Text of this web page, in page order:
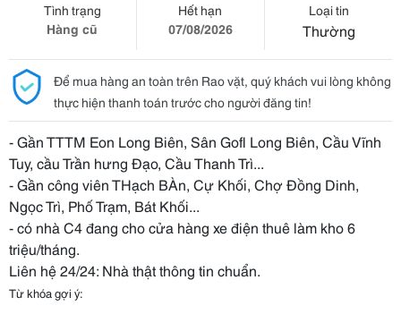
Tình trạng
Hàng cũ
Hết hạn
07/08/2026
Loại tin
Thường
Để mua hàng an toàn trên Rao vặt, quý khách vui lòng không
thực hiện thanh toán trước cho người đăng tin!
- Gần TTTM Eon Long Biên, Sân Gofl Long Biên, Cầu Vĩnh
Tuy, cầu Trần hưng Đạo, Cầu Thanh Trì...
- Gần công viên THạch BÀn, Cự Khối, Chợ Đồng Dinh,
Ngọc Trì, Phố Trạm, Bát Khối...
- có nhà C4 đang cho cửa hàng xe điện thuê làm kho 6
triệu/tháng.
Liên hệ 24/24: Nhà thật thông tin chuẩn.
Từ khóa gợi ý: